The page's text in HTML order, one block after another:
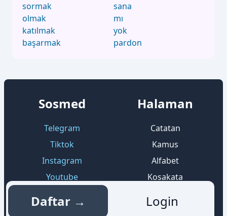
sormak
olmak
katılmak
başarmak
sana
mı
yok
pardon
Daftar → Login
Sosmed
Telegram
Tiktok
Instagram
Youtube
Halaman
Catatan
Kamus
Alfabet
Kosakata